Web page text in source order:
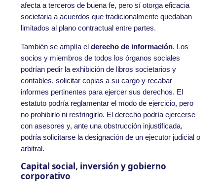
afecta a terceros de buena fe, pero sí otorga eficacia
societaria a acuerdos que tradicionalmente quedaban
limitados al plano contractual entre partes.
También se amplía el derecho de información. Los
socios y miembros de todos los órganos sociales
podrían pedir la exhibición de libros societarios y
contables, solicitar copias a su cargo y recabar
informes pertinentes para ejercer sus derechos. El
estatuto podría reglamentar el modo de ejercicio, pero
no prohibirlo ni restringirlo. El derecho podría ejercerse
con asesores y, ante una obstrucción injustificada,
podría solicitarse la designación de un ejecutor judicial o
arbitral.
Capital social, inversión y gobierno
corporativo